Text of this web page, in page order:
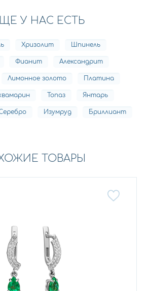
У НАС ЕСТЬ
Хризолит Шпинель
Фианит Александрит
Лимонное золото Платина
Топаз Янтарь
Изумруд Бриллиант
ТОВАРЫ